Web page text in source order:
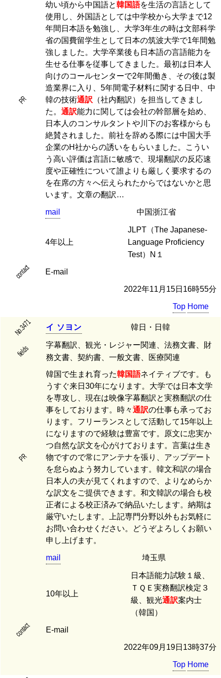
PR
幼い頃から中国語と韓国語を生活の言語として
使用し、外国語としては中学校から大学まで12
年間日本語を勉強し、大学3年生の時は文部科学
省の国費留学生として日本の筑波大学で1年間勉
強しました。大学卒業後も日本語の言語能力を
生せる仕事を従事してきました。最初は日本人
向けのコールセンターで2年間働き、その後は製
造業界に入り、5年間電子材料に関する日中、中
韓の技術通訳 （社内翻訳）を担当してきまし
た。 通訳能力に関しては会社の幹部層を始め、
日本人のコンサルタントや川下のお客様からも
絶賛されました。前社を辞める際には中国大手
企業のH社からの誘いをもらいました。こうい
う高い評価は言語に敏感で、現場翻訳の反応速
度や正確性について誰よりも厳しく要求するの
を在席の方々へ伝えられたからではないかと思
います。文章の翻訳…
mail 中国浙江省
4年以上
JLPT（The Japanese-
Language Proficiency
Test）N１
contact E-mail
2022年11月15日16時55分
Top Home
No.3471 イ ソ ヨ ン 韓日・日韓
fields
字幕翻訳、観光・レジャー関連、法務文書、財
務文書、契約書、一般文書、医療関連
PR
韓国で生まれ育った韓国語ネイティブです。も
うすぐ来日30年になります。大学では日本文学
を専攻し、現在は映像字幕翻訳と実務翻訳の仕
事をしております。時々通訳の仕事も承ってお
ります。フリーランスとして活動して15年以上
になりますので経験は豊富です。原文に忠実か
つ自然な訳文を心がけております。言葉は生き
物ですので常にアンテナを張り、アップデート
を怠らぬよう努力しています。韓文和訳の場合
日本人の夫が見てくれますので、よりなめらか
な訳文をご提供できます。和文韓訳の場合も校
正者による校正済みで納品いたします。納期は
厳守いたします。上記専門分野以外もお気軽に
お問い合わせください。どうぞよろしくお願い
申し上げます。
mail 埼玉県
10年以上
日本語能力試験１級、
ＴＱＥ実務翻訳検定３
級、観光通訳案内士
（韓国）
contact E-mail
2022年09月19日13時37分
Top Home